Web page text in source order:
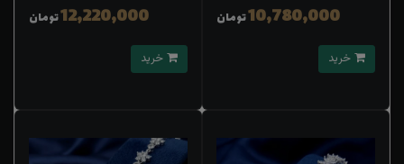
10,780,000تومان 12,220,000تومان